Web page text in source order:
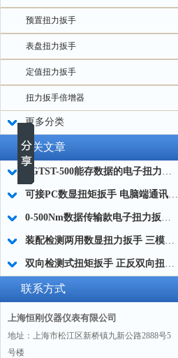
预置扭力扳手
表盘扭力扳手
定值扭力扳手
扭力扳手倍增器
更多分类
相关文章
SGTST-500能存数据的电子扭力扳手 带工作记录的智能扭力扳手厂家
可接PC数显扭矩扳手 电脑端通讯力矩扳手 数据上传电脑电子扭力扳手厂家
0-500Nm数据传输款电子扭力扳手,信号输出追溯扭矩值的扭矩扳手
装配检测两用数显扭力扳手 三模式切换扭矩扳手 工业紧固测量力矩扳手品牌
双向检测式扭矩扳手 正反双向扭力测试检测扳手 正旋反旋力矩扳手厂家
联系方式
上海恒刚仪器仪表有限公司
地址：上海市松江区新桥镇九新公路2888号5
号楼